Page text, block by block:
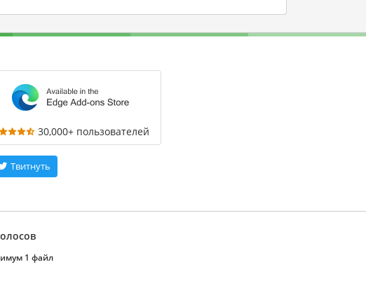
30,000+ пользователей
Твитнуть
1 файл